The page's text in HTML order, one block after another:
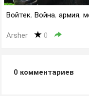
Войтек, Война, армия,
Arsher 0
0 комментариев